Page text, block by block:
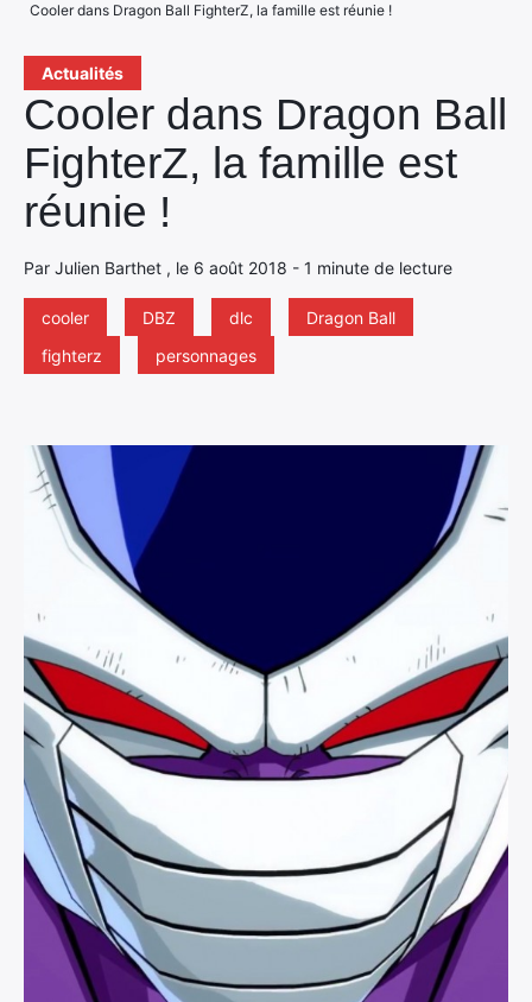
Actualités
Cooler dans Dragon Ball
FighterZ, la famille est
réunie !
Par Julien Barthet , le 6 août 2018 - 1 minute de lecture
cooler DBZ dlc
Dragon Ball
fighterz
personnages
Cooler dans Dragon Ball FighterZ, la famille est réunie !